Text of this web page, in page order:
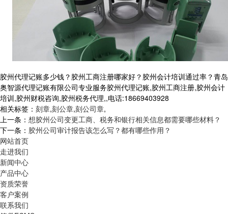
胶州代理记账多少钱？胶州工商注册哪家好？胶州会计培训通过率？青岛
奥智源代理记账有限公司专业服务胶州代理记账,胶州工商注册,胶州会计
培训,胶州财税咨询,胶州税务代理,,电话:18669403928
相关标签： 刻章,刻公章,刻公司章,
上一条： 想胶州公司变更工商、税务和银行相关信息都需要哪些材料？
下一条： 胶州公司审计报告该怎么写？都有哪些作用？
网站首页
走进我们
新闻中心
产品中心
资质荣誉
客户案例
联系我们